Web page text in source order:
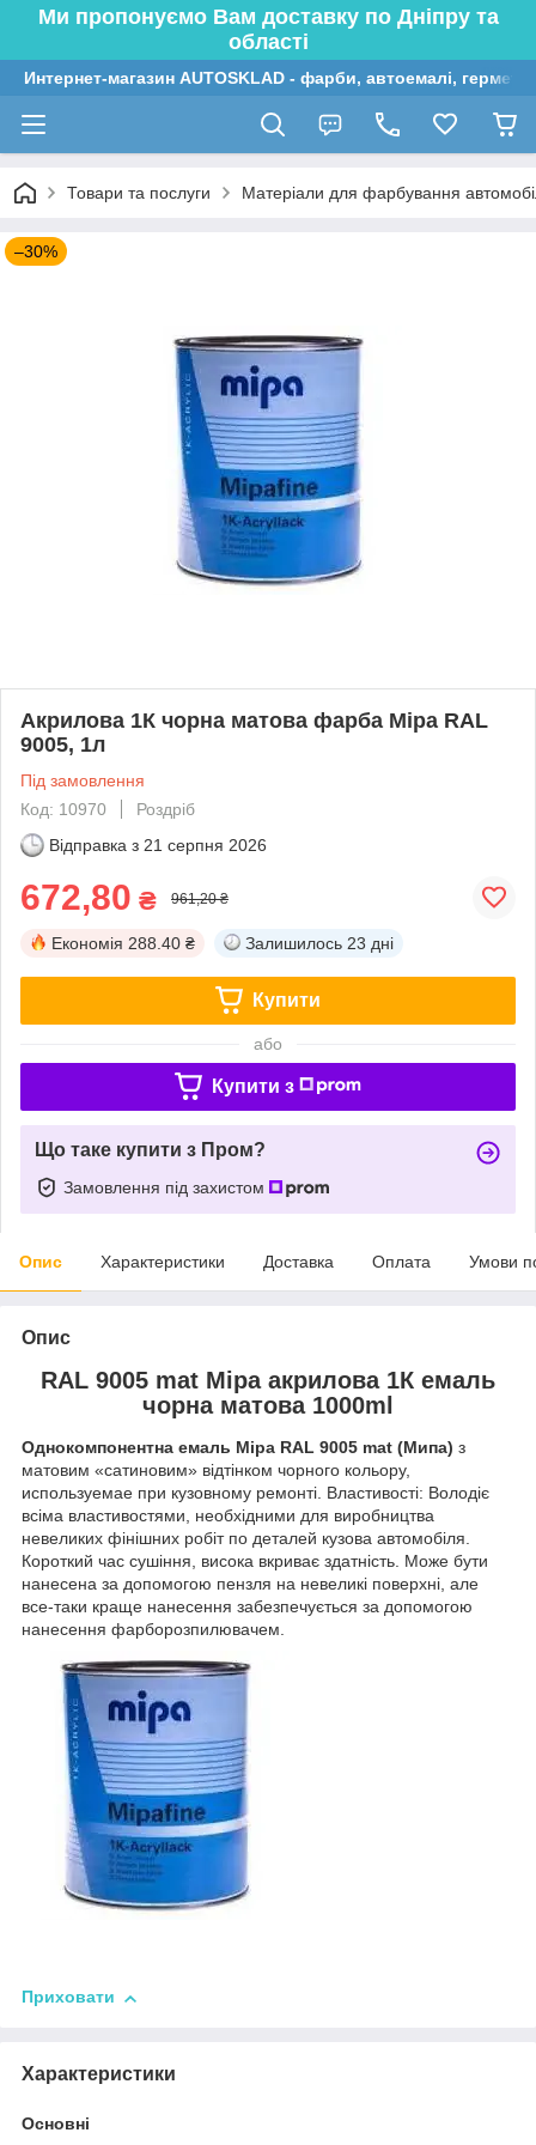
Ми пропонуємо Вам доставку по Дніпру та
області
Интернет-магазин AUTOSKLAD - фарби, автоемалі,
Товари та послуги Матеріали для фарбування
–30%
Акрилова 1К чорна матова фарба Mipa RAL
9005, 1л
Під замовлення
Код: 10970
Роздріб
Відправка з 21 серпня 2026
672,80 ₴ 961,20 ₴
Економія 288.40 ₴ Залишилось 23 дні
Купити
або
Купити з
Що таке купити з Пром?
Замовлення під захистом
Опис Характеристики Доставка Оплата Умови
Опис
RAL 9005 mat Mipa акрилова 1К емаль
чорна матова 1000ml
Однокомпонентна емаль Mipa RAL 9005 mat (Мипа) з
матовим «сатиновим» відтінком чорного кольору,
используемае при кузовному ремонті. Властивості: Володіє
всіма властивостями, необхідними для виробництва
невеликих фінішних робіт по деталей кузова автомобіля.
Короткий час сушіння, висока вкриває здатність. Може бути
нанесена за допомогою пензля на невеликі поверхні, але
все-таки краще нанесення забезпечується за допомогою
нанесення фарборозпилювачем.
Приховати
Характеристики
Основні